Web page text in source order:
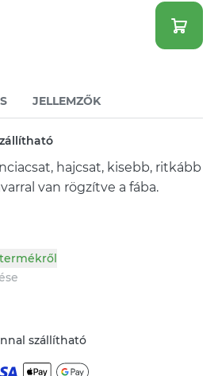
JELLEMZŐK
hajcsat, kisebb, ritkább
van rögzítve a fába.
szállítható